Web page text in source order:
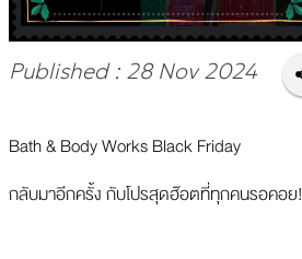
Published : 28 Nov 2024
Bath & Body Works Black Friday
กลับมาอีกครั้ง กับโปรสุดฮ๊อตที่ทุกคนรอคอย!